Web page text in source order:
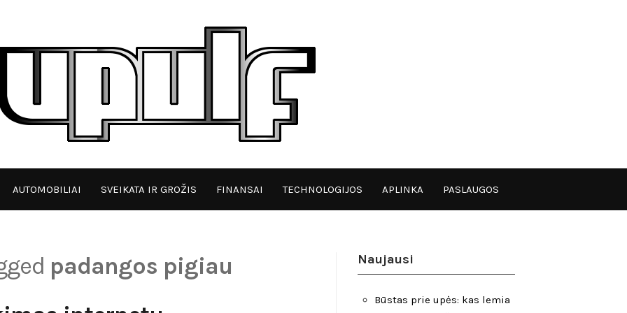
AUTOMOBILIAI SVEIKATA IR GROŽIS FINANSAI TECHNOLOGIJOS APLINKA PASLAUGOS
padangos pigiau
Naujausi
Būstas prie upės: kas lemia